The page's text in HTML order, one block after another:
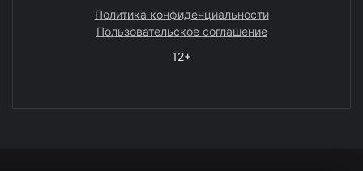
Политика конфиденциальности
Пользовательское соглашение
12+